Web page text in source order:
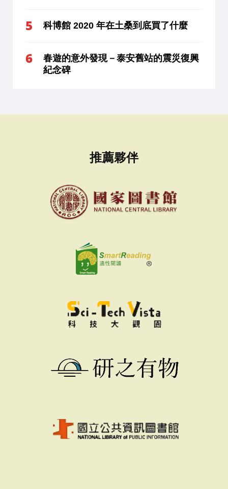
科博館 2020 年在土桑到底買了什麼
春遊的意外發現－泰安舊站的震災復興
紀念碑
推薦夥伴